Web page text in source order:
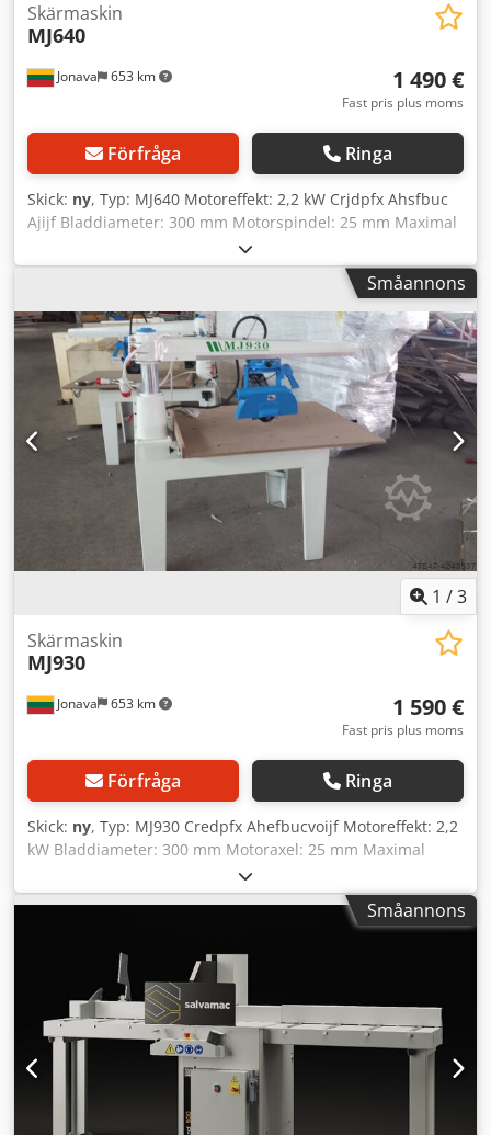
Jonava 653 km
Skärmaskin
MJ640
1 490 €
Fast pris plus moms
Förfråga Ringa
Skick: ny, Typ: MJ640 Motoreffekt: 2,2 kW Crjdpfx Ahsfbuc
Ajijf Bladdiameter: 300 mm Motorspindel: 25 mm Maximal
kapkapacitet: 640 mm Max sågdjup (motor vid 45°): 80 mm
Sågdjup: 90 mm Bordstorlek: 1020 x 810 mm Sågvinkel: 0° /
+45° / -45° Transportmått: 1020 x 1200 x 1400 mm Vikt: 160
kg
Småannons
1 /3
Jonava 653 km
Skärmaskin
MJ930
1 590 €
Fast pris plus moms
Förfråga Ringa
Skick: ny, Typ: MJ930 Credpfx Ahefbucvoijf Motoreffekt: 2,2
kW Bladdiameter: 300 mm Motoraxel: 25 mm Maximal
kapkapacitet: 930 mm Snittdjup med motorn vid 45°:
Snittdjup: 90 mm Bordstorlek: 1150 x 1020 mm
Sågningsvinkel: 0° / +45° / -45° Transportmått: 1500 x 1100
Småannons